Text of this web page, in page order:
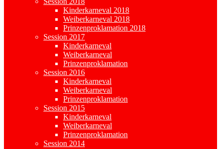
Kinderkarneval 2018
Weiberkarneval 2018
Prinzenproklamation 2018
Session 2017
Kinderkarneval
Weiberkarneval
Prinzenproklamation
Session 2016
Kinderkarneval
Weiberkarneval
Prinzenproklamation
Session 2015
Kinderkarneval
Weiberkarneval
Prinzenproklamation
Session 2014